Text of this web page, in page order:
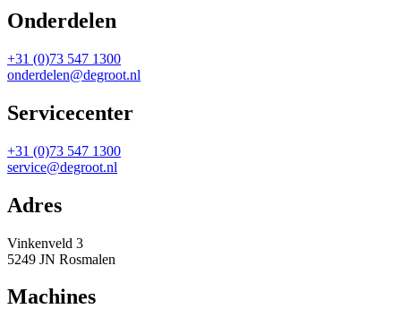
Onderdelen
+31 (0)73 547 1300
onderdelen@degroot.nl
Servicecenter
+31 (0)73 547 1300
service@degroot.nl
Adres
Vinkenveld 3
5249 JN Rosmalen
Machines